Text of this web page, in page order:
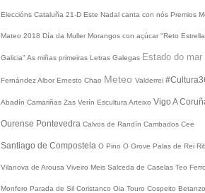
Eleccións Cataluña 21-D Este Nadal canta con nós Premios
Mateo 2018 Día da Muller Morangos con açúcar "Reto Estrella
Galicia" As miñas primeiras Letras Galegas Estado do mar
Fernández Albor Ernesto Chao Meteo Valderrei
Abadín Camariñas Zas Verín Escultura Arteixo Vigo A
Ourense Pontevedra Calvos de Randín Cambados Cee
Santiago de Compostela O Pino O Grove Palas de Rei
Vilanova de Arousa Viveiro Meis Salceda de Caselas Teo
Monfero Parada de Sil Coristanco Oia Touro Cospeito